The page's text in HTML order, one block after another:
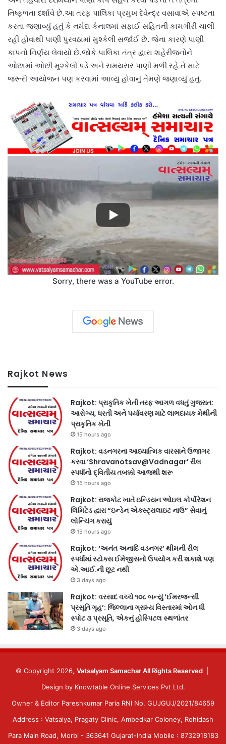
નિષ્ફળતા દર્શાવે છે.આ તરફ પાલિકા પ્રમુખ દેવેન્દ્ર વસાવાએ સ્પષ્ટતા
કરતા જણાવ્યું હતું કે નર્મદા કેનાલમાં સફાઈ સહિતની કામગીરી ચાલી
રહી હોવાથી પાણી પુરવઠામાં મુશ્કેલી સર્જાઈ છે. જેના કારણે પાણી
કાપનો નિર્ણય લેવાયો છે.જોકે પાલિકા તંત્ર દ્વારા શહેરીજનોને
ઓછામાં ઓછી મુશ્કેલી પડે અને સમયસર પાણી મળી રહે તે માટે
જરૂરી આયોજન પણ કરવામાં આવ્યું હોવાનું તેમણે જણાવ્યું હતું.
Sorry, there was a YouTube error.
Rajkot News
Rajkot: પ્રાકૃતિક ખેતી તરફ આગળ વધતું ગુજરાત:
આરોગ્ય, ધરતી અને પર્યાવરણ માટે લાભદાયક મેથીની
પ્રાકૃતિક ખેતી
15 hours ago
Rajkot: વડનગરના આધ્યાત્મિક વારસાને ઉજાગર
કરવા ‘Shravanotsav@Vadnagar’ રીલ
સ્પર્ધાનો દ્વિતીય તબક્કો આજથી શરૂ
15 hours ago
Rajkot: રાજકોટ ખાતે ઇન્ડિયન ઓઇલ કોર્પોરેશન
લિમિટેડ દ્વારા “ઇન્ડેન એક્સ્ટ્રાલાઇટ નાઉ” સેવાનું
લોન્ચિંગ કરાયું
15 hours ago
Rajkot: ‘અનંત અનાદિ વડનગર’ થીમની રીલ
સ્પર્ધામાં સ્ટોક્સ ઈમેજીસનો ઉપયોગ કરી શકાશે પણ
એ.આઈ.ની છૂટ નથી
3 days ago
Rajkot: વરસાદ વચ્ચે ૧૦૮ બન્યું ‘ઈમરજન્સી
પ્રસૂતિ ગૃહ’: જિલ્લાના ગ્રામ્ય વિસ્તારમાં ઓન ધી
સ્પોટ ૩ પ્રસૂતિ, એકનું હોસ્પિટલ સ્થળાંતર
3 days ago
© Copyright 2026, Vatsalyam Samachar All Rights Reserved
Design by Knowtable Online Services Pvt Ltd.
Owner & Editor Pareshkumar Paria RNI No. GUJGUJ/2021/84659
Address : Vatsalya, Pragaty Clinic, Ambedkar Coloney, Rohidash
Para Main Road, Morbi - 363641 Gujarat-India Mobile : 8732918183